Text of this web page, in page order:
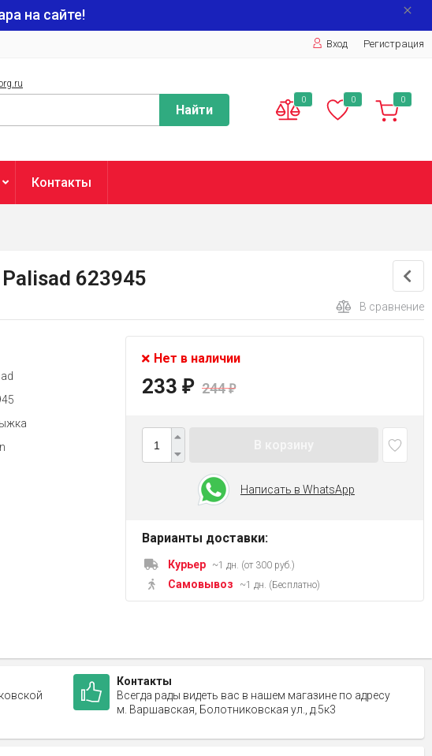
на сайте!
Вход Регистрация
Найти
0 0 0
Контакты
623945
В сравнение
Нет в наличии
233 ₽ 244₽
Написать в WhatsApp
Варианты доставки:
Курьер ~1 дн. (от 300 руб.)
Самовывоз ~1 дн. (Бесплатно)
Контакты
Всегда рады видеть вас в нашем магазине по адресу
м. Варшавская, Болотниковская ул., д.5к3